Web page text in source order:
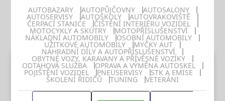
AUTOBAZARY AUTOPŮJČOVNY AUTOSALONY
AUTOSERVISY AUTOŠKOLY AUTOVRAKOVIŠTĚ
ČERPACÍ STANICE ČIŠTĚNÍ INTERIÉRU VOZIDEL
MOTOCYKLY A SKÚTRY MOTOPŘÍSLUŠENSTVÍ
NÁKLADNÍ AUTOMOBILY OSOBNÍ AUTOMOBILY
UŽITKOVÉ AUTOMOBILY MYČKY AUT
NÁHRADNÍ DÍLY A AUTOPŘÍSLUŠENSTVÍ
OBYTNÉ VOZY, KARAVANY A PŘÍVĚSNÉ VOZÍKY
ODTAHOVÁ SLUŽBA OPRAVA A VÝMĚNA AUTOSKEL
POJIŠTĚNÍ VOZIDEL PNEUSERVISY STK A EMISE
ŠKOLENÍ ŘIDIČŮ TUNING VETERÁNI